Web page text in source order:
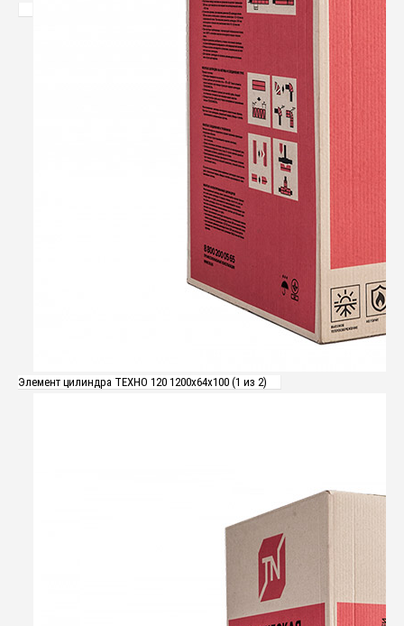
Элемент цилиндра ТЕХНО 120 1200x64x100 (1 из 2)